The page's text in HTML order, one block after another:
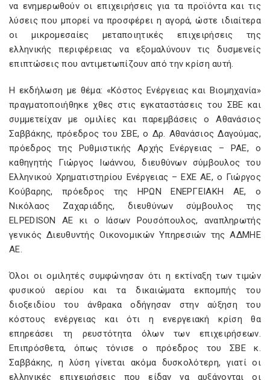
να ενημερωθούν οι επιχειρήσεις για τα προϊόντα και τις
λύσεις που μπορεί να προσφέρει η αγορά, ώστε ιδιαίτερα
οι μικρομεσαίες μεταποιητικές επιχειρήσεις της
ελληνικής περιφέρειας να εξομαλύνουν τις δυσμενείς
επιπτώσεις που αντιμετωπίζουν από την κρίση αυτή.
Η εκδήλωση με θέμα: «Κόστος Ενέργειας και Βιομηχανία»
πραγματοποιήθηκε χθες στις εγκαταστάσεις του ΣΒΕ και
συμμετείχαν με ομιλίες και παρεμβάσεις ο Αθανάσιος
Σαββάκης, πρόεδρος του ΣΒΕ, ο Δρ. Αθανάσιος Δαγούμας,
πρόεδρος της Ρυθμιστικής Αρχής Ενέργειας – ΡΑΕ, ο
καθηγητής Γιώργος Ιωάννου, διευθύνων σύμβουλος του
Ελληνικού Χρηματιστηρίου Ενέργειας – ΕΧΕ ΑΕ, ο Γιώργος
Κούβαρης, πρόεδρος της ΗΡΩΝ ΕΝΕΡΓΕΙΑΚΗ ΑΕ, ο
Νικόλαος Ζαχαριάδης, διευθύνων σύμβουλος της
ELPEDISON AE κι ο Ιάσων Ρουσόπουλος, αναπληρωτής
γενικός Διευθυντής Οικονομικών Υπηρεσιών της ΑΔΜΗΕ
ΑΕ.
Όλοι οι ομιλητές συμφώνησαν ότι η εκτίναξη των τιμών
φυσικού αερίου και τα δικαιώματα εκπομπής του
διοξειδίου του άνθρακα οδήγησαν στην αύξηση του
κόστους ενέργειας και ότι η ενεργειακή κρίση θα
επηρεάσει τη ρευστότητα όλων των επιχειρήσεων.
Επιπρόσθετα, όπως τόνισε ο πρόεδρος του ΣΒΕ κ.
Σαββάκης, η λύση γίνεται ακόμα δυσκολότερη, γιατί οι
ελληνικές επιχειρήσεις που είδαν να αυξάνονται οι